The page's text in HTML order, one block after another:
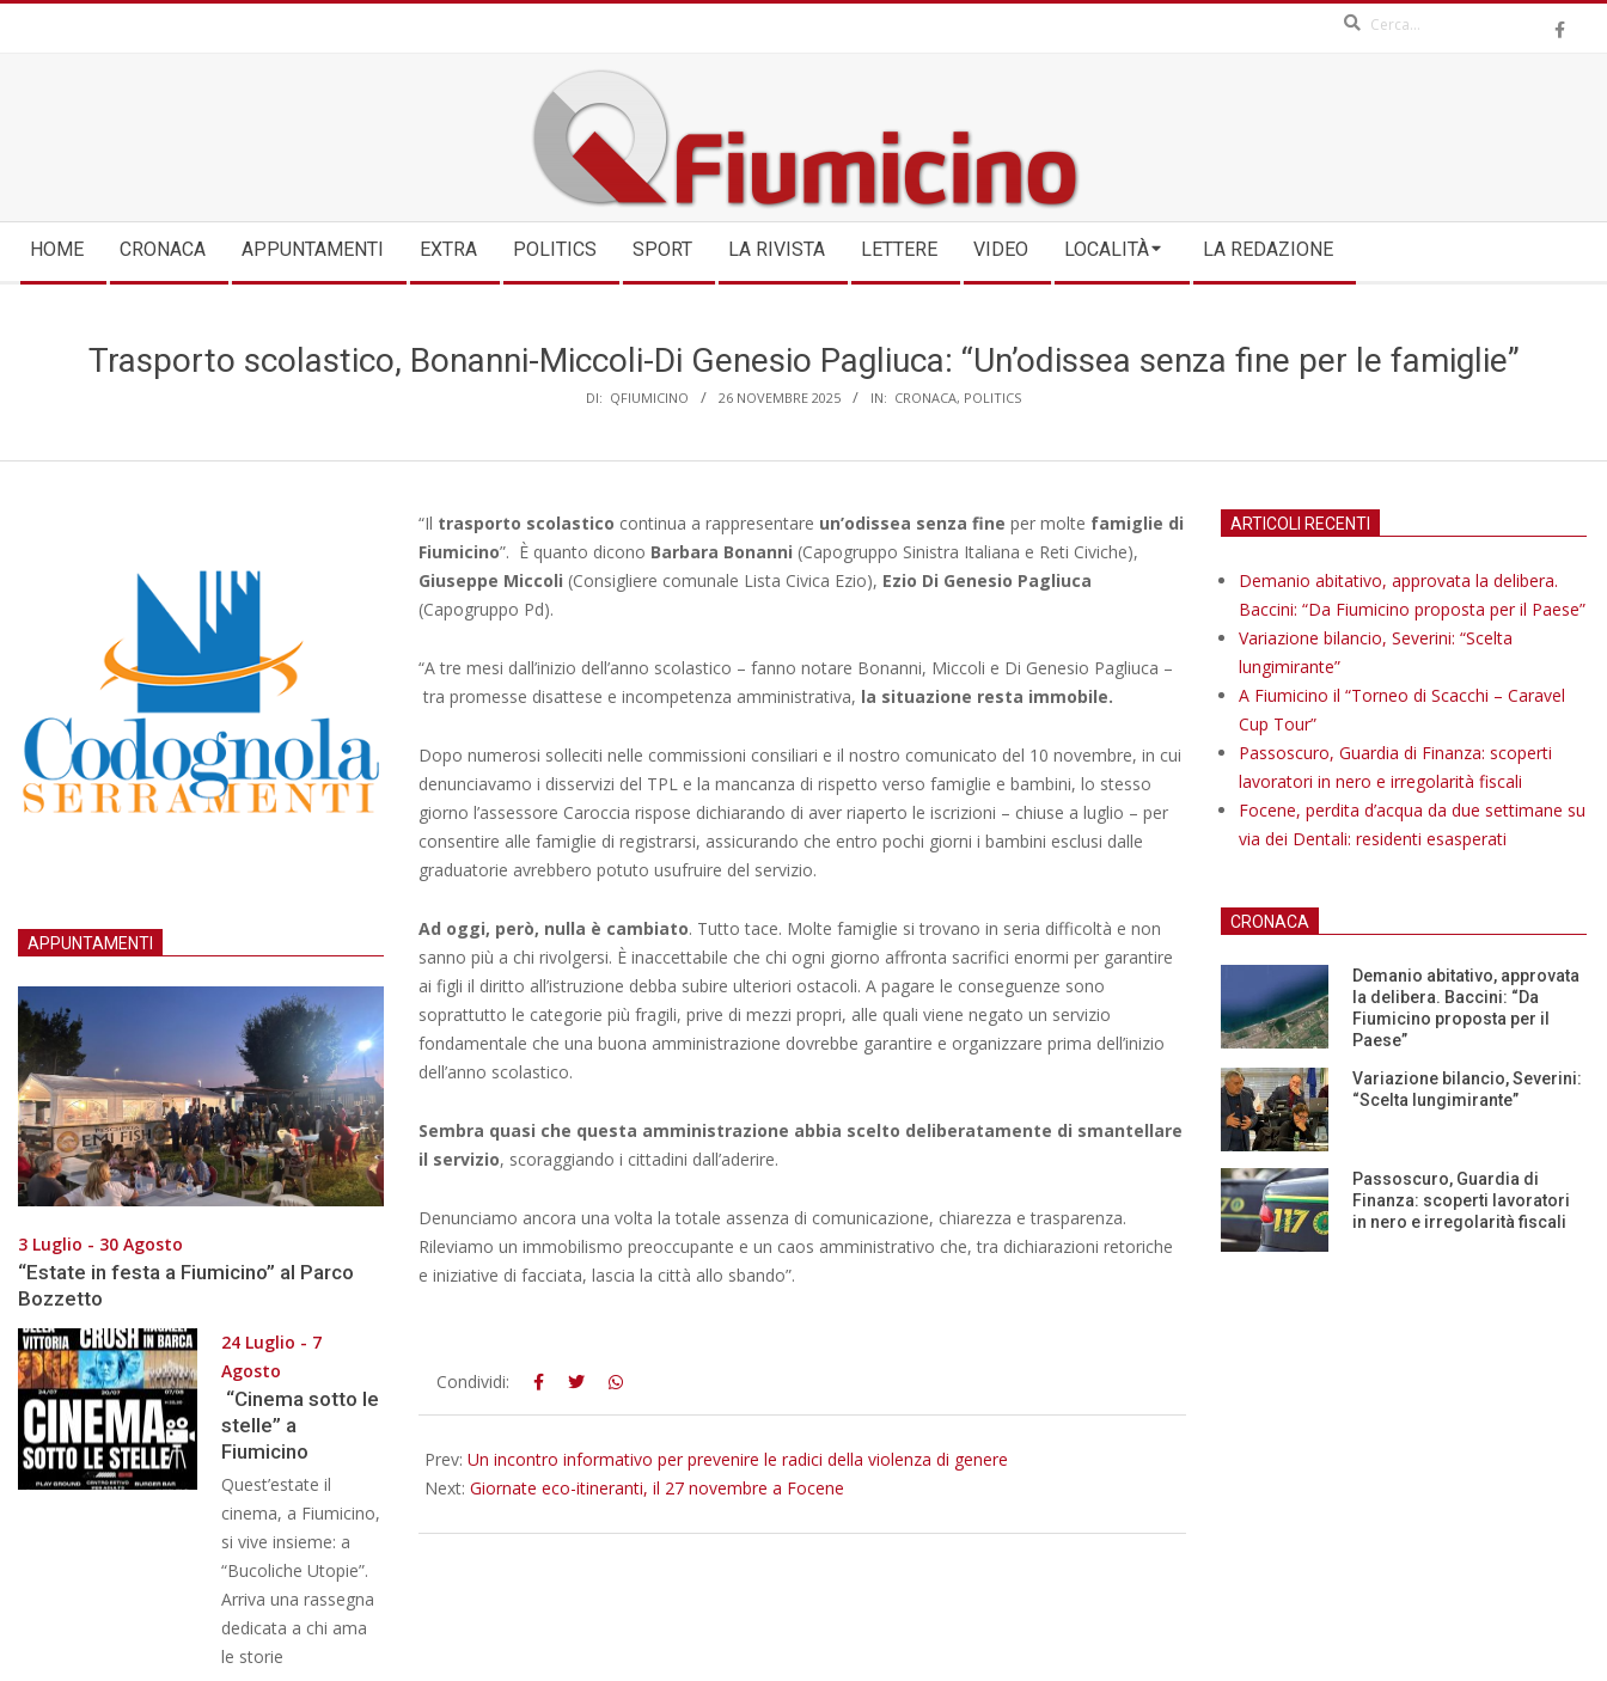
QFIUMICINO.COM
Navigation
Menu
HOME CRONACA APPUNTAMENTI EXTRA POLITICS SPORT LA RIVISTA LETTERE VIDEO LOCALITÀ LA REDAZIONE
Trasporto scolastico, Bonanni-Miccoli-Di Genesio Pagliuca: “Un’odissea senza fine per le famiglie”
DI: QFIUMICINO 26 NOVEMBRE 2025 IN: CRONACA, POLITICS
“Il trasporto scolastico continua a rappresentare un’odissea senza fine per molte famiglie di
Fiumicino”. È quanto dicono Barbara Bonanni (Capogruppo Sinistra Italiana e Reti Civiche),
Giuseppe Miccoli (Consigliere comunale Lista Civica Ezio), Ezio Di Genesio Pagliuca
(Capogruppo Pd).
“A tre mesi dall’inizio dell’anno scolastico – fanno notare Bonanni, Miccoli e Di Genesio Pagliuca –
tra promesse disattese e incompetenza amministrativa, la situazione resta immobile.
Dopo numerosi solleciti nelle commissioni consiliari e il nostro comunicato del 10 novembre, in cui
denunciavamo i disservizi del TPL e la mancanza di rispetto verso famiglie e bambini, lo stesso
giorno l’assessore Caroccia rispose dichiarando di aver riaperto le iscrizioni – chiuse a luglio – per
consentire alle famiglie di registrarsi, assicurando che entro pochi giorni i bambini esclusi dalle
graduatorie avrebbero potuto usufruire del servizio.
Ad oggi, però, nulla è cambiato. Tutto tace. Molte famiglie si trovano in seria difficoltà e non
sanno più a chi rivolgersi. È inaccettabile che chi ogni giorno affronta sacrifici enormi per garantire
ai figli il diritto all’istruzione debba subire ulteriori ostacoli. A pagare le conseguenze sono
soprattutto le categorie più fragili, prive di mezzi propri, alle quali viene negato un servizio
fondamentale che una buona amministrazione dovrebbe garantire e organizzare prima dell’inizio
dell’anno scolastico.
Sembra quasi che questa amministrazione abbia scelto deliberatamente di smantellare
il servizio, scoraggiando i cittadini dall’aderire.
Denunciamo ancora una volta la totale assenza di comunicazione, chiarezza e trasparenza.
Rileviamo un immobilismo preoccupante e un caos amministrativo che, tra dichiarazioni retoriche
e iniziative di facciata, lascia la città allo sbando”.
2025-
11-
Condividi:
Prev: Un incontro informativo per prevenire le radici della violenza di genere
Next: Giornate eco-itineranti, il 27 novembre a Focene
APPUNTAMENTI
3 Luglio - 30 Agosto
“Estate in festa a Fiumicino” al Parco
Bozzetto
24 Luglio - 7
Agosto
“Cinema sotto le
stelle” a
Fiumicino
Quest’estate il
cinema, a Fiumicino,
si vive insieme: a
“Bucoliche Utopie”.
Arriva una rassegna
dedicata a chi ama
le storie
ARTICOLI RECENTI
Demanio abitativo, approvata la delibera.
Baccini: “Da Fiumicino proposta per il Paese”
Variazione bilancio, Severini: “Scelta
lungimirante”
A Fiumicino il “Torneo di Scacchi – Caravel
Cup Tour”
Passoscuro, Guardia di Finanza: scoperti
lavoratori in nero e irregolarità fiscali
Focene, perdita d’acqua da due settimane su
via dei Dentali: residenti esasperati
CRONACA
Demanio abitativo, approvata
la delibera. Baccini: “Da
Fiumicino proposta per il
Paese”
Variazione bilancio, Severini:
“Scelta lungimirante”
Passoscuro, Guardia di
Finanza: scoperti lavoratori
in nero e irregolarità fiscali